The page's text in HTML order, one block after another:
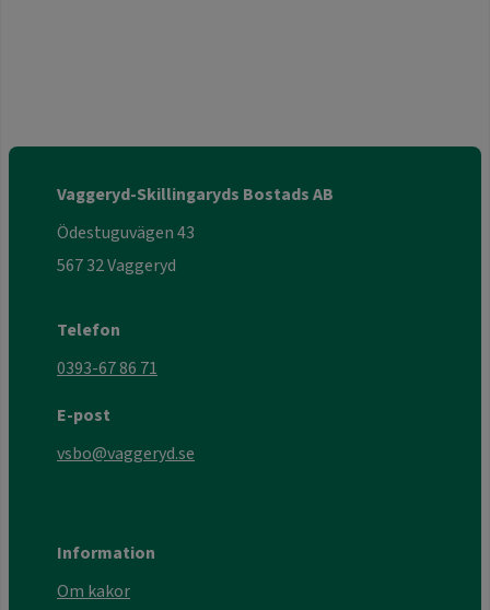
Vaggeryd-Skillingaryds Bostads AB
Ödestuguvägen 43
567 32 Vaggeryd
Telefon
0393-67 86 71
E-post
vsbo@vaggeryd.se
Information
Om kakor